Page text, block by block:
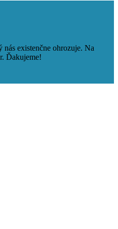
existenčne ohrozuje. Na
Ďakujeme!